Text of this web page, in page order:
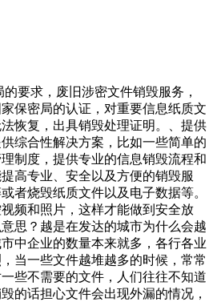
的要求，废旧涉密文件销毁服务，
保密局的认证，对重要信息纸质文
恢复，出具销毁处理证明。、提供
综合性解决方案，比如一些简单的
制度，提供专业的信息销毁流程和
高专业、安全以及方便的销毁服
者烧毁纸质文件以及电子数据等。
频和照片，这样才能做到安全放
思？越是在发达的城市为什么会越
中企业的数量本来就多，各行各业
当一些文件越堆越多的时候，常常
些不需要的文件，人们往往不知道
的话担心文件会出现外漏的情况，